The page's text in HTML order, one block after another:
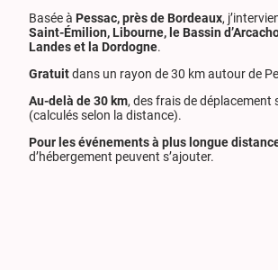
Basée à Pessac, près de Bordeaux,
Saint-Émilion, Libourne, le Bassin
Landes et la Dordogne.
Gratuitdans un rayon de 30 km autour de
Au-delà de 30 km, des frais de déplacement
(calculés selon la distance).
Pour les événements à plus longue
d’hébergement peuvent s’ajouter.